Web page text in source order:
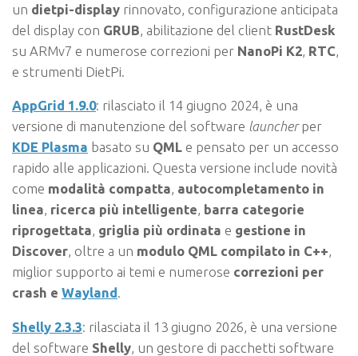
un dietpi-display rinnovato, configurazione anticipata
del display con GRUB , abilitazione del client RustDesk
su ARMv7 e numerose correzioni per NanoPi K2 RTC
e strumenti DietPi.
AppGrid 1.9.0: rilasciato il 14 giugno 2024, è una
versione di manutenzione del software launcherper
KDE Plasma basato su QML e pensato per un accesso
rapido alle applicazioni. Questa versione include novità
come modalità compatta, autocompletamento in
linea, ricerca più intelligente, barra categorie
riprogettata, griglia più ordinata e gestione in
Discover, oltre a un modulo QML compilato in C++,
miglior supporto ai temi e numerose correzioni per
crash e Wayland.
Shelly 2.3.3: rilasciata il 13 giugno 2026, è una versione
del software Shelly, un gestore di pacchetti software